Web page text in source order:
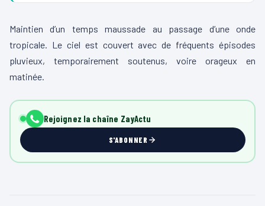
Maintien d’un temps maussade au passage d’une onde
tropicale. Le ciel est couvert avec de fréquents épisodes
pluvieux, temporairement soutenus, voire orageux en
matinée.
Rejoignez la chaîne ZayActu
S'ABONNER